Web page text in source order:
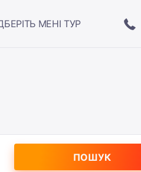
МЕНІ ТУР
ПОШУК